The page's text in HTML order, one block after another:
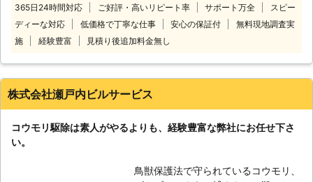
ービスを提供いたします。 いざとい
うときはコウモリ駆除naviにご連絡く
ださい。 コウモリ駆除naviは、日本
域でご依頼を受け付けております。
時間対応で受け付けております。 ご
依頼しにくい早朝や深夜であろうとい
つでもどこでも遠慮なくご連絡くださ
消するために、現地調査や無料見積も
365日24時間対応 ご好評・高いリピート率 サポート万全
スピー
ディーな対応
低価格で丁寧な仕事 安心の保証付
無料現地調査実
施
経験豊富 見積り後追加料金無し
株式会社瀬戸内ビルサービス
コウモリ駆除は素人がやるよりも、経験豊富な弊社にお任せ下さ
い。
鳥獣保護法で守られているコウモリ、